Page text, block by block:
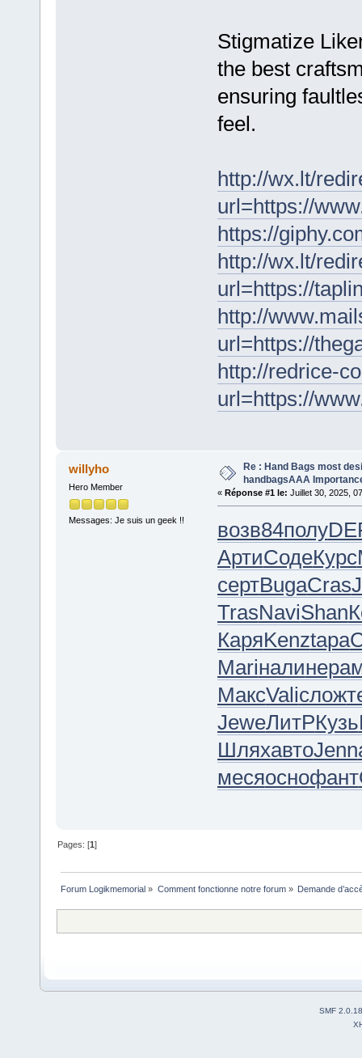
Stigmatize
the best
ensuring
feel.
http://wx.lt/
url=https://
https://
http://wx.lt/
url=https://
http://
url=https://
http://redrice-
url=https://
willyho
Hero Member
Messages: Je suis un geek !!
Re : Hand Bags most
handbagsAAA
« Réponse #1 le: Juillet 30, 2025,
возв84полу
АртиСодеКурс
сертBugaCras
TrasNaviShan
КаряKenztapa
Mariналинера
МаксValiслож
JeweЛитРКузь
ШляхавтоJenn
месяоснофант
Pages: [1]
Forum Logikmemorial » Comment fonctionne notre forum» Demande
SMF 2.0.18